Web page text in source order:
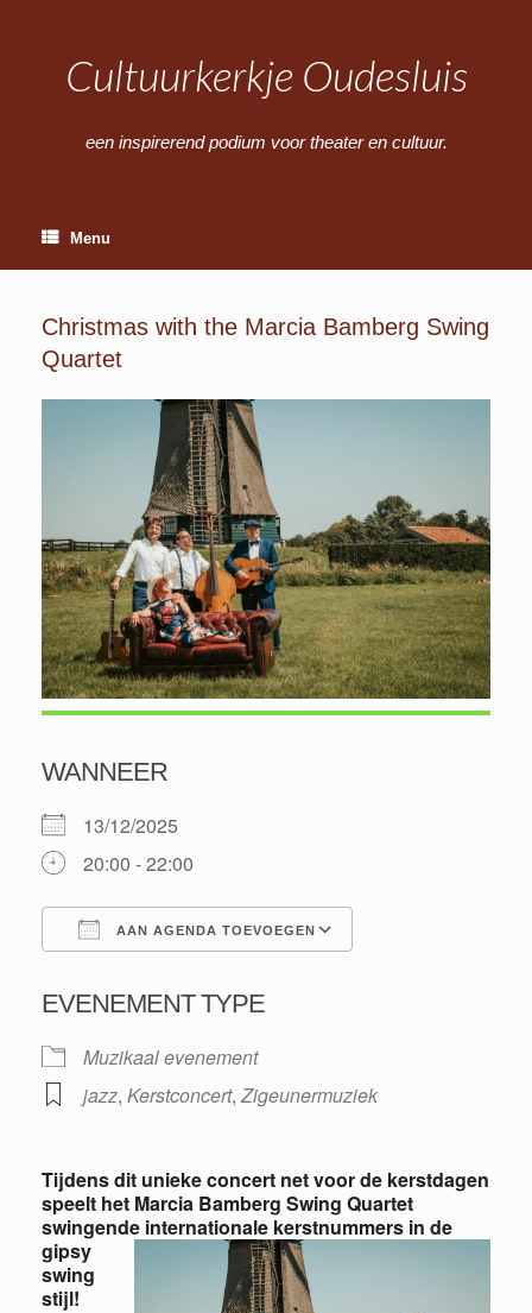
Cultuurkerkje Oudesluis
een inspirerend podium voor theater en cultuur.
Menu
Christmas with the Marcia Bamberg Swing
Quartet
WANNEER
13/12/2025
20:00 - 22:00
AAN AGENDA TOEVOEGEN
EVENEMENT TYPE
Muzikaal evenement
jazz, Kerstconcert,Zigeunermuziek
Tijdens dit unieke concert net voor de kerstdagen
speelt het Marcia Bamberg Swing Quartet
swingende internationale kerstnummers in de
gipsy
swing
stijl!